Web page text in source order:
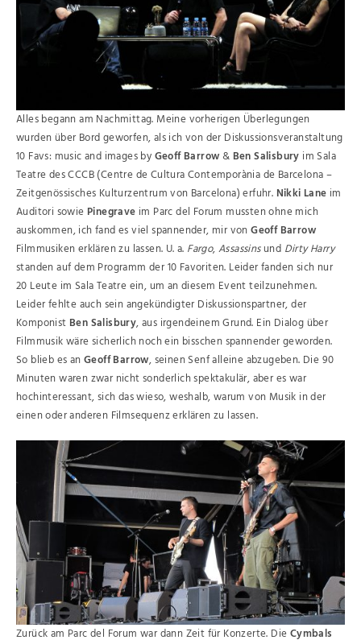
Alles begann am Nachmittag. Meine vorherigen Überlegungen
wurden über Bord geworfen, als ich von der Diskussionsveranstaltung
10 Favs: music and images byGeoff Barrow & Ben Salisbury im Sala
Teatre des CCCB (Centre de Cultura Contemporània de Barcelona –
Zeitgenössisches Kulturzentrum von Barcelona) erfuhr. Nikki Lane im
Auditori sowie Pinegrave im Parc del Forum mussten ohne mich
auskommen, ich fand es viel spannender, mir vonGeoff Barrow
Filmmusiken erklären zu lassen. U. a. Fargo,Assassinsund Dirty Harry
standen auf dem Programm der 10 Favoriten. Leider fanden sich nur
20 Leute im Sala Teatre ein, um an diesem Event teilzunehmen.
Leider fehlte auch sein angekündigter Diskussionspartner, der
Komponist Ben Salisbury, aus irgendeinem Grund. Ein Dialog über
Filmmusik wäre sicherlich noch ein bisschen spannender geworden.
So blieb es anGeoff Barrow, seinen Senf alleine abzugeben. Die 90
Minuten waren zwar nicht sonderlich spektakulär, aber es war
hochinteressant, sich das wieso, weshalb, warum von Musik in der
einen oder anderen Filmsequenz erklären zu lassen.
Zurück am Parc del Forum war dann Zeit für Konzerte. DieCymbals